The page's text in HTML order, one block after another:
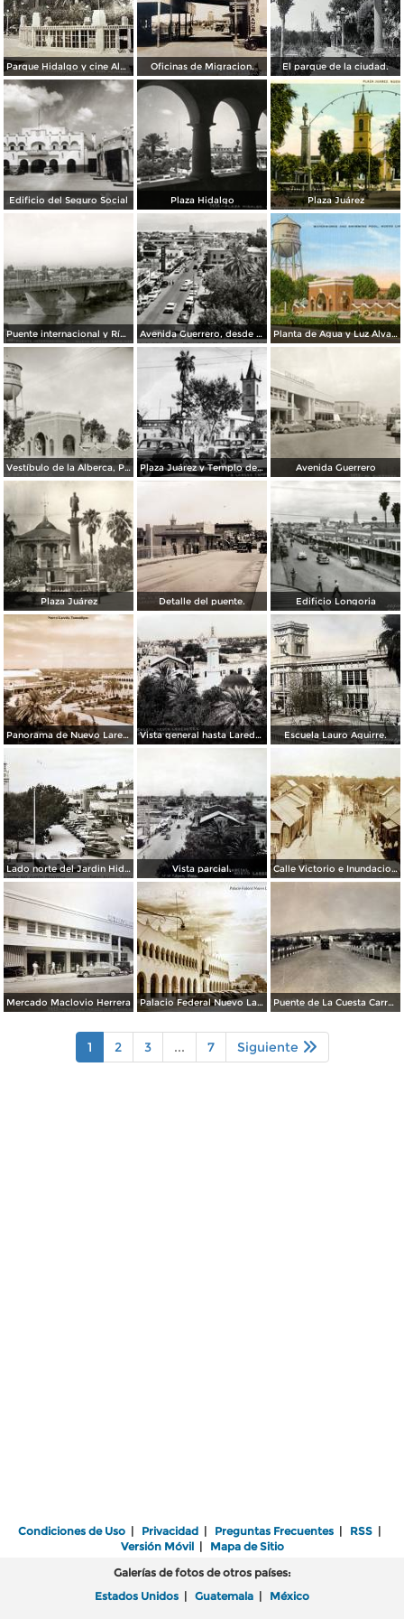
Parque Hidalgo y cine Alameda. Oficinas de Migracion. El parque de la ciudad.
Edificio del Seguro Social Plaza Hidalgo Plaza Juárez
Puente internacional y Río Bravo Avenida Guerrero, desde el Hotel Plaza Planta de Agua y Luz Álvaro Obregón
Vestíbulo de la Alberca, Planta de Agua y Luz Álvaro Obregón Plaza Juárez y Templo del Santo Niño Avenida Guerrero
Plaza Juárez Detalle del puente. Edificio Longoria
Panorama de Nuevo Laredo, Tamaulipas. Vista general hasta Laredo TX. ( Circulada el 3 de Abril de 1943 ). Escuela Lauro Aguirre.
Lado norte del Jardin Hidalgo ( Circulada el 17 deSeptiembre de 1957 ). Vista parcial. Calle Victorio e Inundacion en Nuevo Laredo, Tamaulipas en 1922.
Mercado Maclovio Herrera Palacio Federal Nuevo Laredo, Tamaulipas. Puente de La Cuesta Carretera Monterrey-Laredo.
1 2 3 ... 7 Siguiente
Condiciones de Uso | Privacidad | Preguntas Frecuentes | RSS |
Versión Móvil| Mapa de Sitio
Galerías de fotos de otros países:
Estados Unidos | Guatemala | México